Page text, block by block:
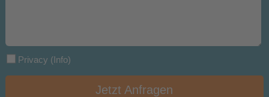
Privacy (Info)
Jetzt Anfragen